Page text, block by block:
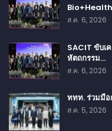
ส.ค. 6, 2026
SACIT ขับเ
หัตถกรรม…
ส.ค. 6, 2026
ททท. ร่วมมื
ส.ค. 5, 2026